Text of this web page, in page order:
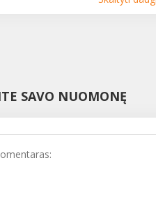
nuolat
Kiekviena
didelio
signalas.
SAVO NUOMONĘ